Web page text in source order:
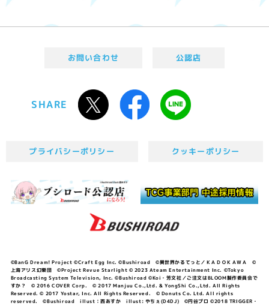
お問い合わせ 公認店
SHARE
プライバシーポリシー クッキーポリシー
©BanG Dream! Project ©Craft Egg Inc. ©Bushiroad ©異世界かるてっと／ＫＡＤＯＫＡＷＡ ©
上海アリス幻樂団 ©Project Revue Starlight © 2023 Ateam Entertainment Inc. ©Tokyo
Broadcasting System Television, Inc. ©Bushiroad ©Koi・芳文社／ご注文はBLOOM製作委員会で
すか？ © 2016 COVER Corp. © 2017 Manjuu Co.,Ltd. & YongShi Co.,Ltd. All Rights
Reserved. © 2017 Yostar, Inc. All Rights Reserved. © Donuts Co. Ltd. All rights
reserved. ©Bushiroad illust：西あすか illust: やちぇ(D4DJ) ©円谷プロ ©2018 TRIGGER・